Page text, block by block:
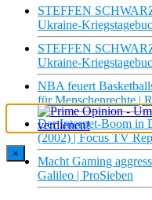
STEFFEN
Ukraine-
STEFFEN
Ukraine-
NBA feuert
für Menschenrechte |
Der Internet-Boom in
(2002) | Focus TV
Macht Gaming
Galileo | ProSieben
×